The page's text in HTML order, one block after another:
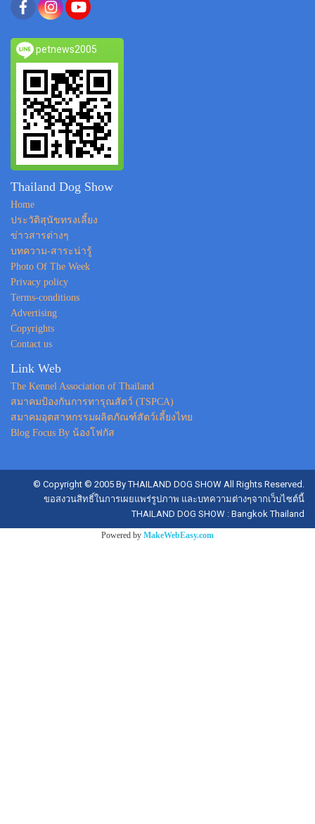
petnews2005
Thailand Dog Show
Home
ประวัติสุนัขทรงเลี้ยง
ข่าวสารต่างๆ
บทความ-สาระน่ารู้
Photo Of The Week
Privacy policy
Terms-conditions
Advertising
Copyrights
Contact us
Link Web
The Kennel Association of Thailand
สมาคมป้องกันการทารุณสัตว์ (TSPCA)
สมาคมอุตสาหกรรมผลิตภัณฑ์สัตว์เลี้ยงไทย
Blog Focus By น้องโฟกัส
© Copyright © 2005 By THAILAND DOG SHOW All Rights Reserved.
ขอสงวนสิทธิ์ในการเผยแพร่รูปภาพ และบทความต่างๆจากเว็บไซต์นี้
THAILAND DOG SHOW : Bangkok Thailand
Powered by MakeWebEasy.com